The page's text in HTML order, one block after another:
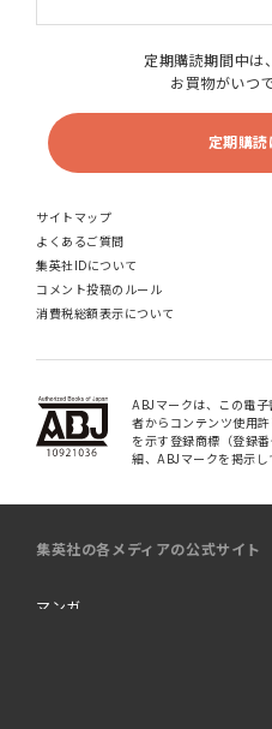
定期購読期間中は
お買物がいつ
定期購
サイトマップ
よくあるご質問
集英社IDについて
コメント投稿のルール
消費税総額表示について
ABJマークは、この電
者からコンテンツ使用
を示す登録商標（登録
細、ABJマークを掲示
集英社の各メディアの公式サイト
マンガ